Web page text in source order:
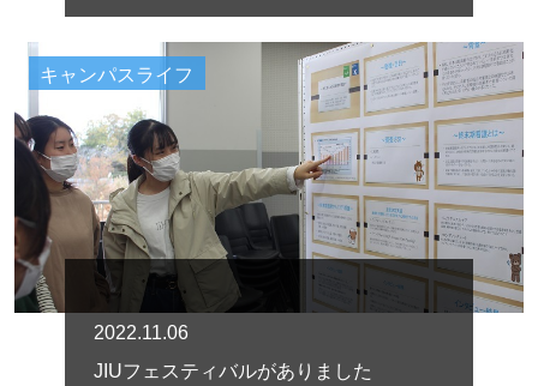
キャンパスライフ
2022.11.06
JIUフェスティバルがありました